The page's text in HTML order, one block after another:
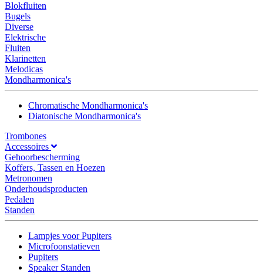
Blokfluiten
Bugels
Diverse
Elektrische
Fluiten
Klarinetten
Melodicas
Mondharmonica's
Chromatische Mondharmonica's
Diatonische Mondharmonica's
Trombones
Accessoires
Gehoorbescherming
Koffers, Tassen en Hoezen
Metronomen
Onderhoudsproducten
Pedalen
Standen
Lampjes voor Pupiters
Microfoonstatieven
Pupiters
Speaker Standen